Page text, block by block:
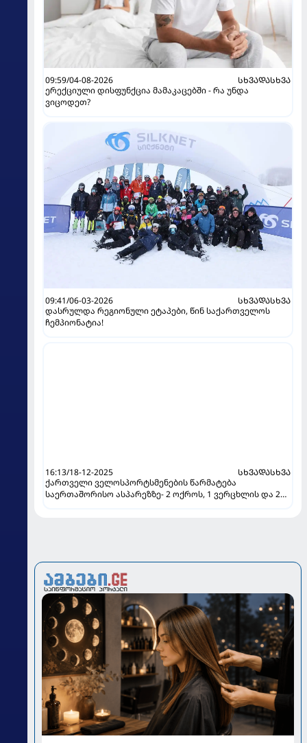
09:59/04-08-2026
ᲡᲮᲕᲐᲓᲐᲡᲮᲕᲐ
ერექციული დისფუნქცია მამაკაცებში - რა უნდა
ვიცოდეთ?
09:41/06-03-2026
ᲡᲮᲕᲐᲓᲐᲡᲮᲕᲐ
დასრულდა რეგიონული ეტაპები, წინ საქართველოს
ჩემპიონატია!